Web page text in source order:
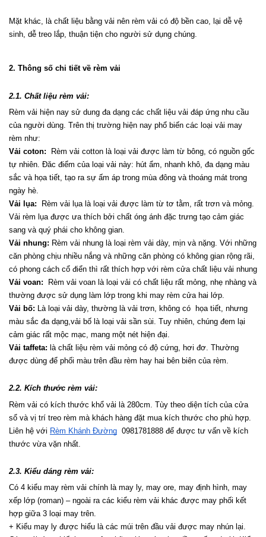
Mặt khác, là chất liệu bằng vải nên rèm vải có độ bền cao, lại dễ vệ
sinh, dễ treo lắp, thuận tiện cho người sử dụng chúng.
2. Thông số chi tiết về rèm vải
2.1. Chất liệu rèm vải:
Rèm vải hiện nay sử dung đa dạng các chất liệu vải đáp ứng nhu cầu
của người dùng. Trên thị trường hiện nay phổ biến các loại vải may
rèm như:
Vải coton: Rèm vải cotton là loại vải được làm từ bông, có nguồn gốc
tự nhiên. Đăc điểm của loại vải này: hút ẩm, nhanh khô, đa dạng màu
sắc và họa tiết, tạo ra sự ấm áp trong mùa đông và thoáng mát trong
ngày hè.
Vải lụa: Rèm vải lụa là loại vải được làm từ tơ tằm, rất trơn và mỏng.
Vải rèm lụa được ưa thích bởi chất óng ánh đặc trưng tạo cảm giác
sang và quý phái cho không gian.
Vải nhung: Rèm vải nhung là loại rèm vải dày, mịn và nặng. Với những
căn phòng chịu nhiều nắng và những căn phòng có không gian rộng rãi,
có phong cách cổ điển thì rất thích hợp với rèm cửa chất liệu vải nhung
Vải voan: Rèm vải voan là loại vải có chất liệu rất mỏng, nhẹ nhàng và
thường được sử dụng làm lớp trong khi may rèm cửa hai lớp.
Vải bố: Là loại vải dày, thường là vải trơn, không có  họa tiết, nhưng
màu sắc đa dạng,vải bố là loại vải sần sùi. Tuy nhiên, chúng đem lại
cảm giác rất mộc mạc, mang một nét hiện đại.
Vải taffeta: là chất liệu rèm vải mỏng có độ cứng, hơi đơ. Thường
được dùng để phối màu trên đầu rèm hay hai bên biên của rèm.
2.2. Kích thước rèm vải:
Rèm vải có kích thước khổ vải là 280cm. Tùy theo diện tích của cửa
sổ và vị trí treo rèm mà khách hàng đặt mua kích thước cho phù hợp.
Liên hệ với Rèm Khánh Đường 0981781888 để được tư vấn về kích
thước vừa vặn nhất.
2.3. Kiểu dáng rèm vải:
Có 4 kiểu may rèm vải chính là may ly, may ore, may định hình, may
xếp lớp (roman) – ngoài ra các kiểu rèm vải khác được may phối kết
hợp giữa 3 loại may trên.
+ Kiểu may ly được hiểu là các múi trên đầu vải được may nhún lại.